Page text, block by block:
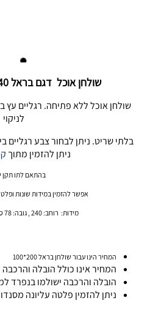
שולחן אוכל דגם בראל 240*100, ר.א ריהוט
לניקוי
בלתי שריט. ניתן לבחור צבע רגליים
ניתן להזמין מתוך
בהתאם לתו תקן
אפשר להזמין במידות שונות
מידות: רוחב: 240 , גובה: 78 סמ", עומק: 100 ס"מ
המחיר הינו עבור שולחן בראל 200*100
המחיר אינו כולל הובלה והרכבה
הובלה והרכבה ישולמו בנפרד
ניתן להזמין פלטה עליונה